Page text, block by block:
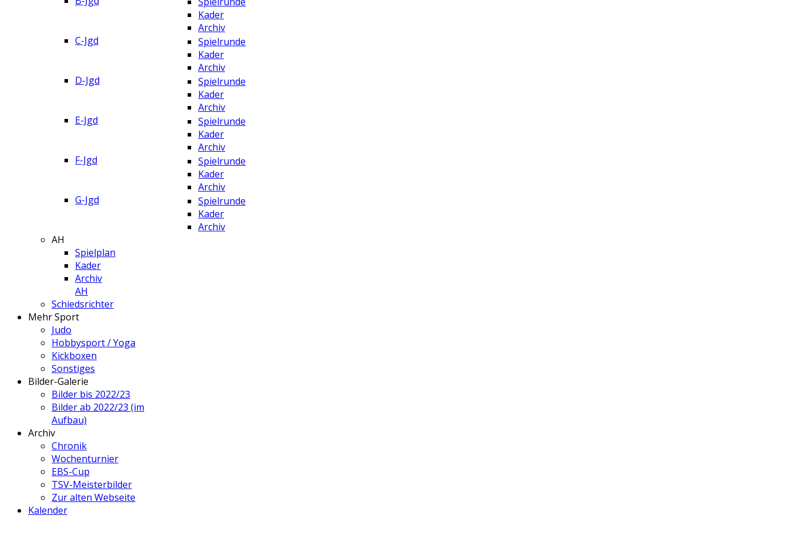
Kader
Archiv
C-Jgd
Spielrunde
Kader
Archiv
D-Jgd
Spielrunde
Kader
Archiv
E-Jgd
Spielrunde
Kader
Archiv
F-Jgd
Spielrunde
Kader
Archiv
G-Jgd
Spielrunde
Kader
Archiv
AH
Spielplan
Kader
Archiv
AH
Schiedsrichter
Mehr Sport
Judo
Hobbysport / Yoga
Kickboxen
Sonstiges
Bilder-Galerie
Bilder bis 2022/23
Bilder ab 2022/23 (im
Aufbau)
Archiv
Chronik
Wochenturnier
EBS-Cup
TSV-Meisterbilder
Zur alten Webseite
Kalender